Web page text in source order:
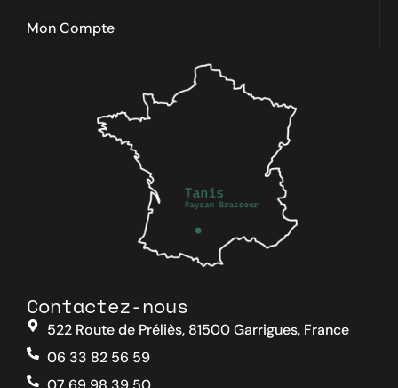
Mon Compte
Contactez-nous
522 Route de Préliès, 81500 Garrigues, France
06 33 82 56 59